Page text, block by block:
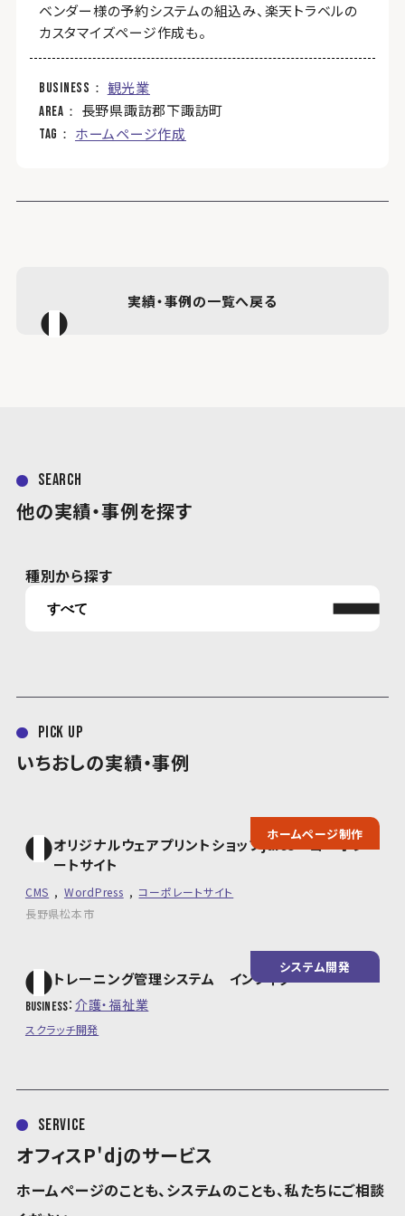
ベンダー様の予約システムの組込み、楽天トラベルの
カスタマイズページ作成も。
business 観光業
area 長野県諏訪郡下諏訪町
tag ホームページ作成
実績・事例の一覧へ戻る
search
他の実績・事例を探す
種別から探す
pick up
いちおしの実績・事例
ホームページ制作
オリジナルウェアプリントショップjuice コーポレ
ートサイト
CMS WordPress
コーポレートサイト
長野県松本市
システム開発
トレーニング管理システム インフィグ
business 介護・福祉業
スクラッチ開発
service
オフィスP'djのサービス
ホームページのことも、システムのことも、私たちにご相談